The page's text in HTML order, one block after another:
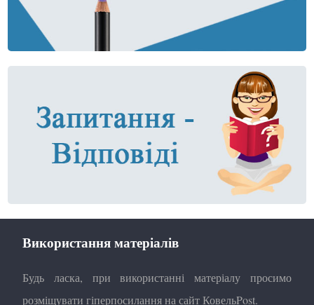
Використання матеріалів
Будь ласка, при використанні матеріалу просимо
розміщувати гіперпосилання на сайт КовельPost.